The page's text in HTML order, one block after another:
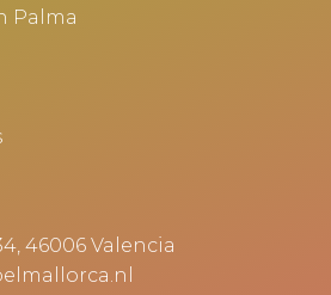
Palma
46006 Valencia